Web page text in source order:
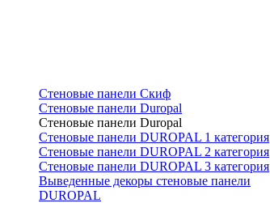
Стеновые панели Скиф
Стеновые панели Duropal
Стеновые панели Duropal
Стеновые панели DUROPAL 1 категория
Стеновые панели DUROPAL 2 категория
Стеновые панели DUROPAL 3 категория
Выведенные декоры стеновые панели
DUROPAL